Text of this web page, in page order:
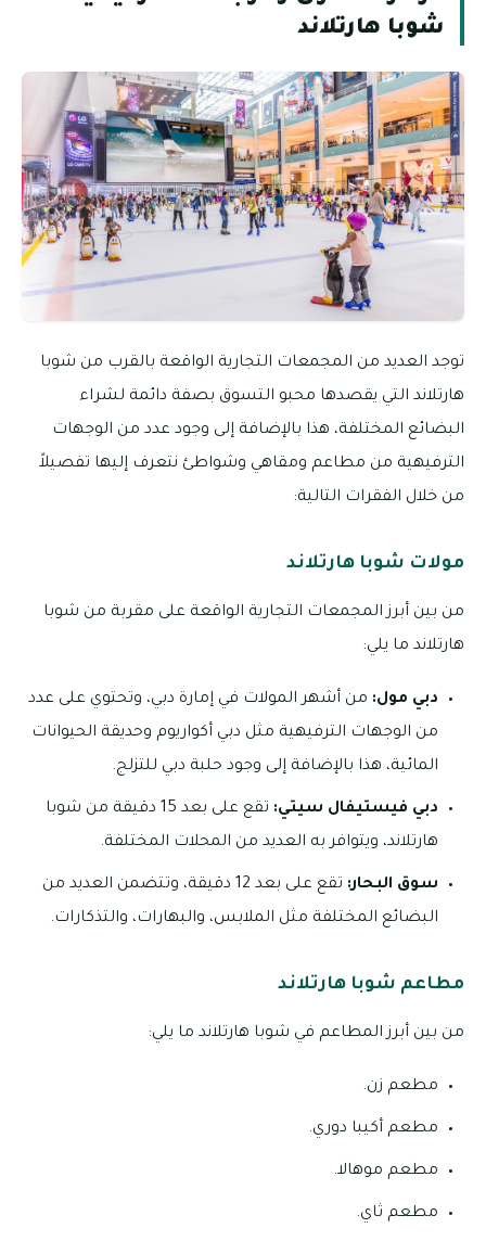
شوبا هارتلاند
توجد العديد من المجمعات التجارية الواقعة بالقرب من شوبا
هارتلاند التي يقصدها محبو التسوق بصفة دائمة لشراء
البضائع المختلفة، هذا بالإضافة إلى وجود عدد من الوجهات
الترفيهية من مطاعم ومقاهي وشواطئ نتعرف إليها تفصيلاً
من خلال الفقرات التالية:
مولات شوبا هارتلاند
من بين أبرز المجمعات التجارية الواقعة على مقربة من شوبا
هارتلاند ما يلي:
دبي مول: من أشهر المولات في إمارة دبي، وتحتوي على عدد
من الوجهات الترفيهية مثل دبي أكواريوم وحديقة الحيوانات
المائية، هذا بالإضافة إلى وجود حلبة دبي للتزلج.
دبي فيستيفال سيتي:
تقع على بعد 15 دقيقة من شوبا
هارتلاند، ويتوافر به العديد من المحلات المختلفة.
سوق البحار:
تقع على بعد 12 دقيقة، وتتضمن العديد من
البضائع المختلفة مثل الملابس، والبهارات، والتذكارات.
مطاعم شوبا هارتلاند
من بين أبرز المطاعم في شوبا هارتلاند ما يلي:
مطعم زن.
مطعم أكيبا دوري.
مطعم موهالا.
مطعم ثاي.